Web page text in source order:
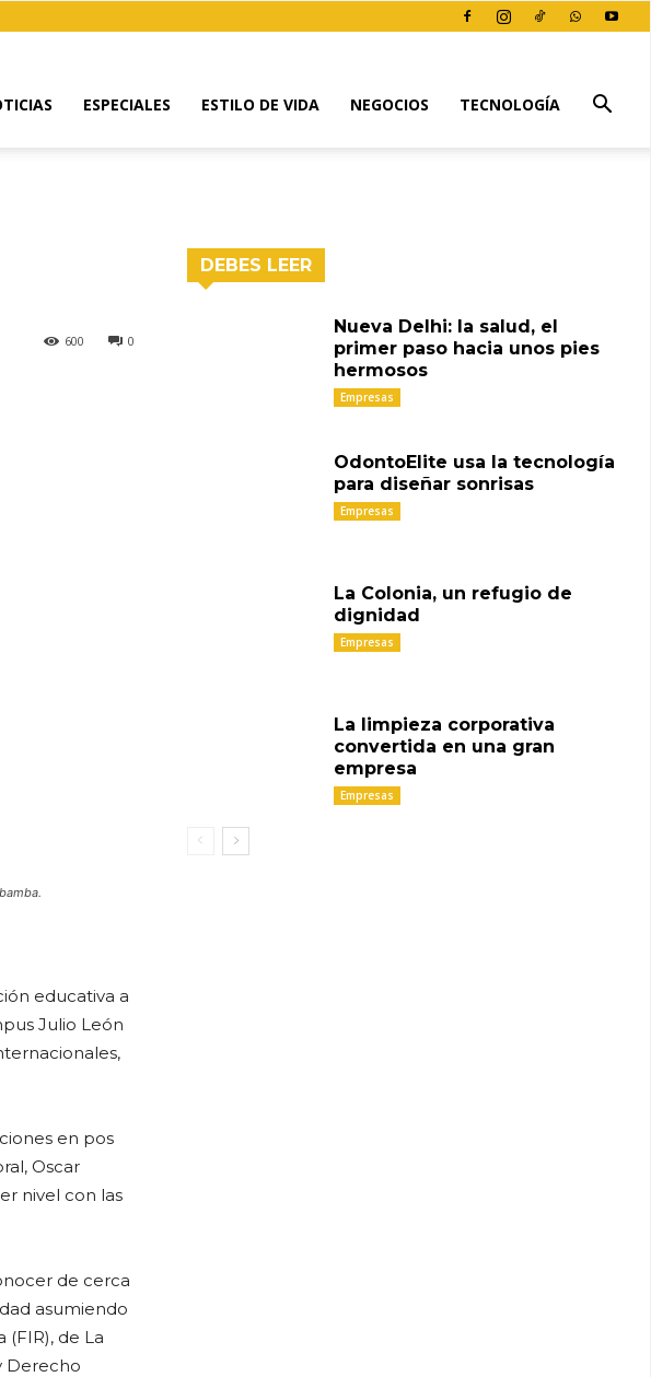
ESPECIALES ESTILO DE VIDA NEGOCIOS TECNOLOGÍA
0
600
educativa a
Julio León
en pos
Oscar
nivel con las
de cerca
asumiendo
de La
Derecho
DEBES LEER
Nueva Delhi: la salud, el
primer paso hacia unos pies
hermosos
Empresas
OdontoElite usa la tecnología
para diseñar sonrisas
Empresas
La Colonia, un refugio de
dignidad
Empresas
La limpieza corporativa
convertida en una gran
empresa
Empresas